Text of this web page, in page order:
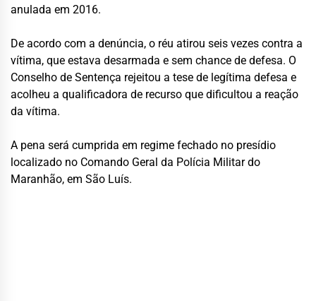
anulada em 2016.
De acordo com a denúncia, o réu atirou seis vezes contra a
vítima, que estava desarmada e sem chance de defesa. O
Conselho de Sentença rejeitou a tese de legítima defesa e
acolheu a qualificadora de recurso que dificultou a reação
da vítima.
A pena será cumprida em regime fechado no presídio
localizado no Comando Geral da Polícia Militar do
Maranhão, em São Luís.